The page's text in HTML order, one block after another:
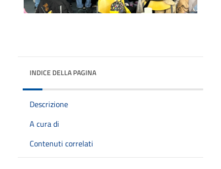
INDICE DELLA PAGINA
Descrizione
A cura di
Contenuti correlati